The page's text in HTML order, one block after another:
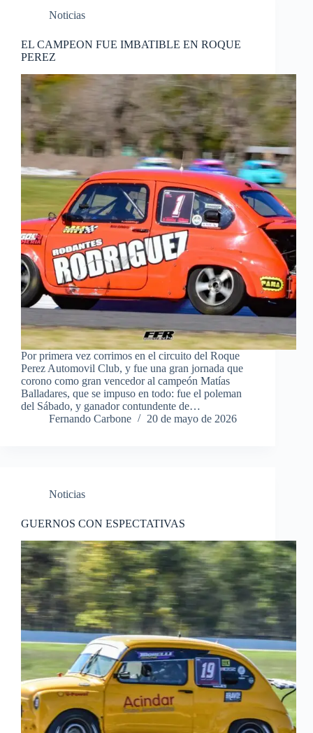
Noticias
EL CAMPEON FUE IMBATIBLE EN ROQUE
PEREZ
Por primera vez corrimos en el circuito del Roque
Perez Automovil Club, y fue una gran jornada que
corono como gran vencedor al campeón Matías
Balladares, que se impuso en todo: fue el poleman
del Sábado, y ganador contundente de…
Fernando Carbone
20 de mayo de 2026
Noticias
GUERNOS CON ESPECTATIVAS